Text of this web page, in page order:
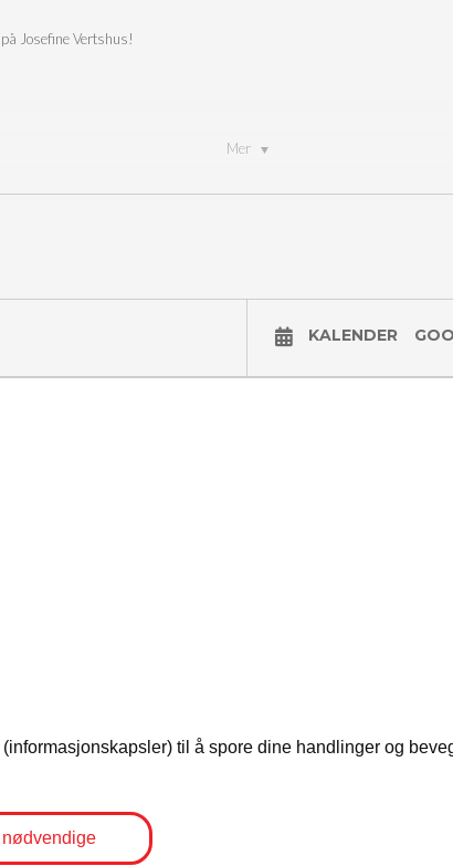
Mer
Josefine Vertshus!
med blanding av kjente komikere, etablerte og nye talenter du aldri har
gir en herlig ramme for klubbstandup slik det skal oppleves, i mørke,
Vertshus er komikernes favorittscene å opptre på.
på mora!
KALENDER
til å spore dine handlinger og
nødvendige